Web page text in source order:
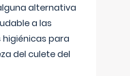
alternativa
a las
para
del culete del